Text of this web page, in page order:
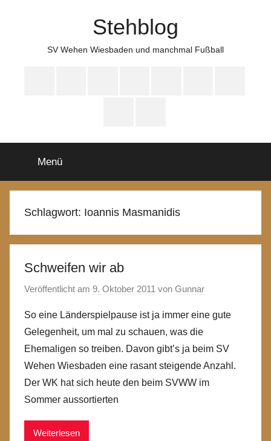
Stehblog
SV Wehen Wiesbaden und manchmal Fußball
Menü
Schlagwort: Ioannis Masmanidis
Schweifen wir ab
Veröffentlicht am 9. Oktober 2011 von Gunnar
So eine Länderspielpause ist ja immer eine gute
Gelegenheit, um mal zu schauen, was die
Ehemaligen so treiben. Davon gibt’s ja beim SV
Wehen Wiesbaden eine rasant steigende Anzahl.
Der WK hat sich heute den beim SVWW im
Sommer aussortierten
Weiterlesen